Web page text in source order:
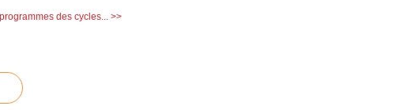
des cycles... >>